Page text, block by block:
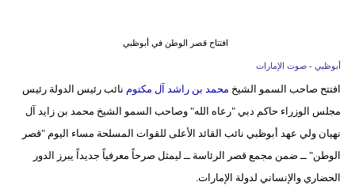
إسلامية
علوم
وتكنولوجيا
افتتاح قصر الوطن في أبوظبي
أبوظبي - صوت الإمارات
افتتح صاحب السمو الشيخ محمد بن راشد آل مكتوم نائب رئيس الدولة رئيس
مجلس الوزراء حاكم دبي "رعاه الله" وصاحب السمو الشيخ محمد بن زايد آل
نهيان ولي عهد أبوظبي نائب القائد الأعلى للقوات المسلحة مساء اليوم "قصر
الوطن" ــ ضمن مجمع قصر الرئاسة ــ ليمثل صرحاً معرفياً جديداً يبرز الدور
الحضاري والإنساني لدولة الإمارات.